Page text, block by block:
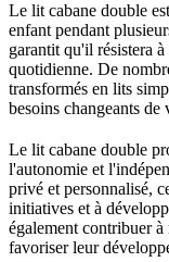
Le lit cabane double
enfant pendant
garantit qu'il résistera
quotidienne. De
transformés en lits
besoins changeants de
Le lit cabane double
l'autonomie et
privé et personnalisé,
initiatives et à
également contribuer à
favoriser leur